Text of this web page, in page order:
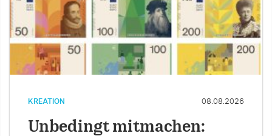
KREATION 08.08.2026
Unbedingt mitmachen: